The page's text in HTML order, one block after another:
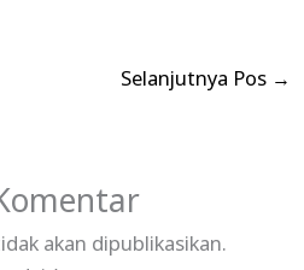
Selanjutnya Pos →
akan dipublikasikan.